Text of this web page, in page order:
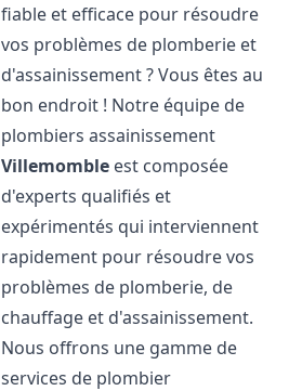
fiable et efficace pour résoudre
vos problèmes de plomberie et
d'assainissement ? Vous êtes au
bon endroit ! Notre équipe de
plombiers assainissement
Villemomble est composée
d'experts qualifiés et
expérimentés qui interviennent
rapidement pour résoudre vos
problèmes de plomberie, de
chauffage et d'assainissement.
Nous offrons une gamme de
services de plombier